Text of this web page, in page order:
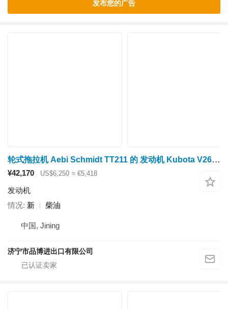
发布您的广告
轮式拖拉机 Aebi Schmidt TT211 的 发动机 Kubota V2607
¥42,170 US$6,250 ≈ €5,418
发动机
情况 新 柴油
中国, Jining
济宁市品博进出口有限公司